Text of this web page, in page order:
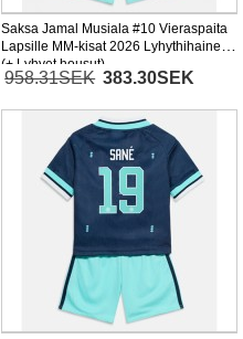
Saksa Jamal Musiala #10 Vieraspaita
Lapsille MM-kisat 2026 Lyhythihainen
(+ Lyhyet housut)
958.31SEK 383.30SEK